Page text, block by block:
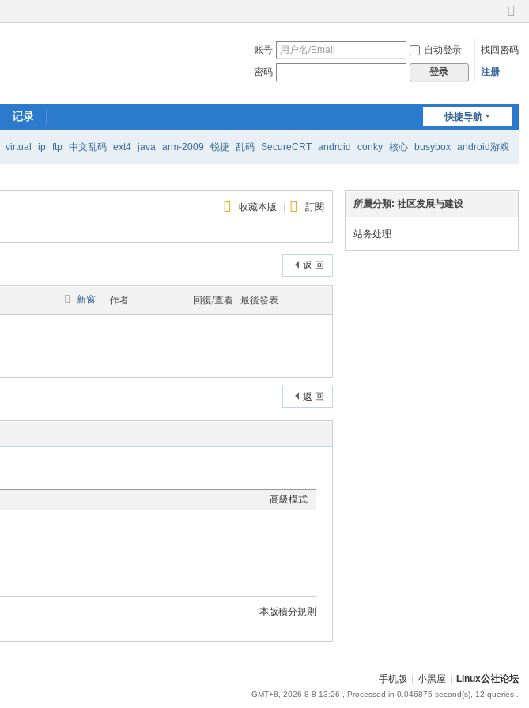
切
到
账号 自动登录
找回密码
密码
登录 注册
快捷导航
记录
virtual ip ftp 中文乱码 ext4 java arm-2009 锐捷 乱码 SecureCRT android conky 核心 busybox android游戏
收藏本版 訂閱
返 回
新窗 作者 回復/查看 最後發表
返 回
高級模式
本版積分規則
所屬分類: 社区发展与建设
站务处理
手机版 小黑屋 Linux公社论坛
GMT+8, 2026-8-8 13:26 , Processed in 0.046875 second(s), 12 queries .